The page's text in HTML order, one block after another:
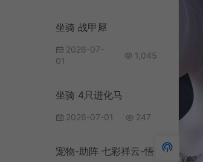
坐骑 战甲犀
2026-07-
01
1,045
坐骑 4只进化马
2026-07-01 247
宠物-助阵 七彩祥云-悟空